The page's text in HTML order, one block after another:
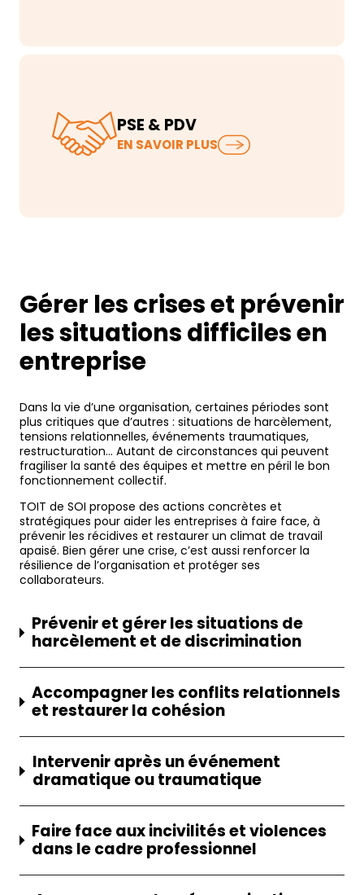
PSE & PDV
Plan de sauvegarde de l’emploi,
plan de départ volontaire,
EN SAVOIR PLUS
Gérer les crises et prévenir
les situations difficiles en
entreprise
Dans la vie d’une organisation, certaines périodes sont
plus critiques que d’autres : situations de harcèlement,
tensions relationnelles, événements traumatiques,
restructuration… Autant de circonstances qui peuvent
fragiliser la santé des équipes et mettre en péril le bon
fonctionnement collectif.
TOIT de SOI propose des actions concrètes et
stratégiques pour aider les entreprises à faire face, à
prévenir les récidives et restaurer un climat de travail
apaisé. Bien gérer une crise, c’est aussi renforcer la
résilience de l’organisation et protéger ses
collaborateurs.
Prévenir et gérer les situations de
harcèlement et de discrimination
Accompagner les conflits relationnels
et restaurer la cohésion
Intervenir après un événement
dramatique ou traumatique
Faire face aux incivilités et violences
dans le cadre professionnel